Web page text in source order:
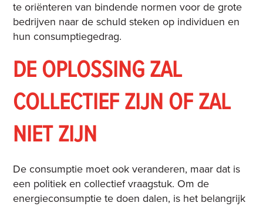
te oriënteren van bindende normen voor de grote
bedrijven naar de schuld steken op individuen en
hun consumptiegedrag.
DE OPLOSSING ZAL
COLLECTIEF ZIJN OF ZAL
NIET ZIJN
De consumptie moet ook veranderen, maar dat is
een politiek en collectief vraagstuk. Om de
energieconsumptie te doen dalen, is het belangrijk